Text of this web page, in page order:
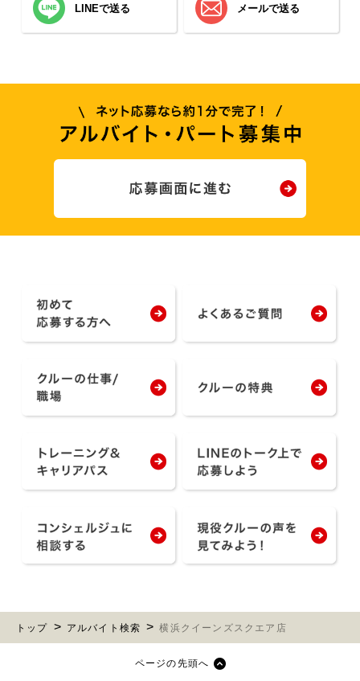
LINEで送る メールで送る
トップ アルバイト検索 横浜クイーンズスクエア店
ページの先頭へ